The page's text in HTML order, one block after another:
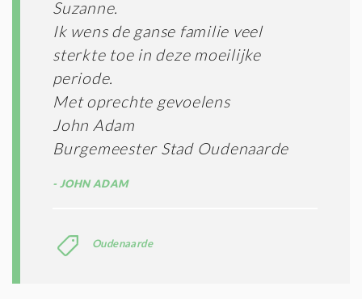
Suzanne.
Ik wens de ganse familie veel
sterkte toe in deze moeilijke
periode.
Met oprechte gevoelens
John Adam
Burgemeester Stad Oudenaarde
JOHN ADAM
Oudenaarde